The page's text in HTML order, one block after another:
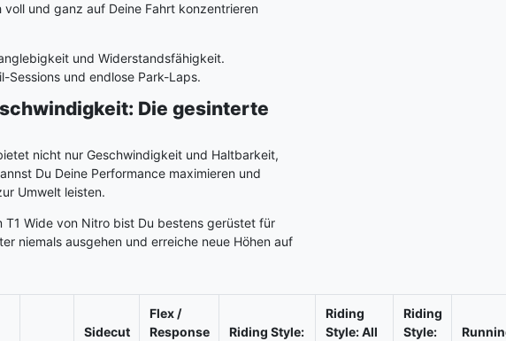
und ganz auf Deine Fahrt konzentrieren
und Widerstandsfähigkeit.
Sessions und endlose Park-Laps.
Die gesinterte
nicht nur Geschwindigkeit und Haltbarkeit,
Du Deine Performance maximieren und
Umwelt leisten.
Wide von Nitro bist Du bestens gerüstet für
niemals ausgehen und erreiche neue Höhen auf
Sidecut
Flex /
Response
Riding Style:
Riding
Style: All
Riding
Style: